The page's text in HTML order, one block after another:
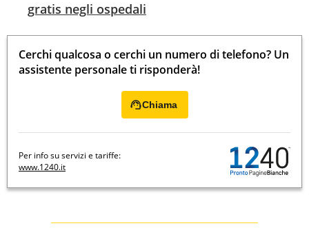
gratis negli ospedali
Cerchi qualcosa o cerchi un numero di telefono? Un
assistente personale ti risponderà!
Chiama
Per info su servizi e tariffe:
www.1240.it